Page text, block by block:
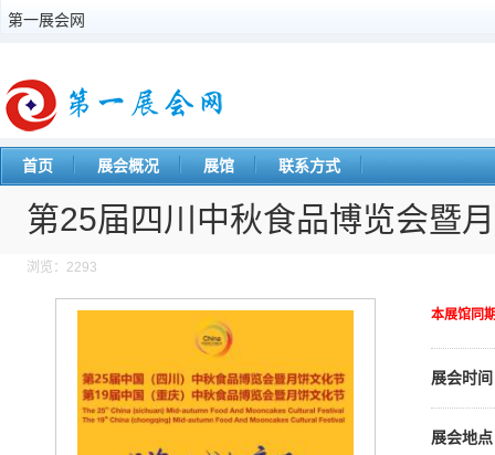
第一展会网
首页 展会概况 展馆 联系方式
第25届四川中秋食品博览会暨
浏览：2293
本展馆同
展会时
展会地